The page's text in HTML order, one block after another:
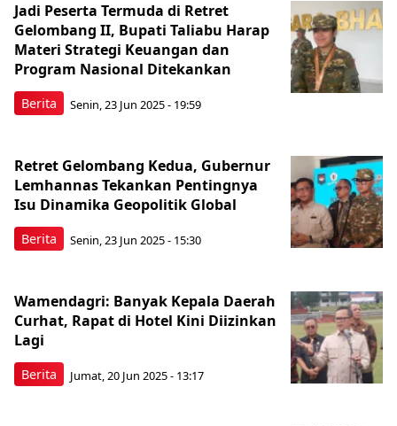
Berita
Jadi Peserta Termuda di Retret
Gelombang II, Bupati Taliabu Harap
Materi Strategi Keuangan dan
Program Nasional Ditekankan
Senin, 23 Jun 2025 - 19:59
Berita
Retret Gelombang Kedua, Gubernur
Lemhannas Tekankan Pentingnya
Isu Dinamika Geopolitik Global
Senin, 23 Jun 2025 - 15:30
Berita
Wamendagri: Banyak Kepala Daerah
Curhat, Rapat di Hotel Kini Diizinkan
Lagi
Jumat, 20 Jun 2025 - 13:17